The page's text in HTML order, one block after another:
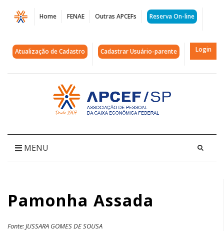
Página
Pamonha
Assada
APCEF/SP
Home FENAE Outras APCEFs Reserva On-line
Atualização de Cadastro Cadastrar Usuário-parente Login
Acessar
página
inicial
MENU
Pamonha Assada
Fonte: JUSSARA GOMES DE SOUSA